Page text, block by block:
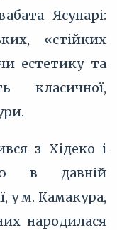
Ясунарі:
«стійких
естетику та
класичної,
з Хідеко і
в давній
у м. Камакура,
народилася